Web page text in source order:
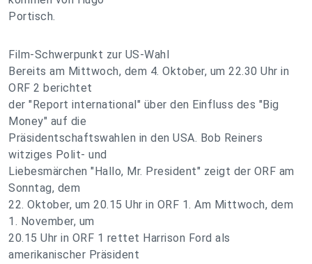
Portisch.
Film-Schwerpunkt zur US-Wahl
Bereits am Mittwoch, dem 4. Oktober, um 22.30 Uhr in
ORF 2 berichtet
der "Report international" über den Einfluss des "Big
Money" auf die
Präsidentschaftswahlen in den USA. Bob Reiners
witziges Polit- und
Liebesmärchen "Hallo, Mr. President" zeigt der ORF am
Sonntag, dem
22. Oktober, um 20.15 Uhr in ORF 1. Am Mittwoch, dem
1. November, um
20.15 Uhr in ORF 1 rettet Harrison Ford als
amerikanischer Präsident